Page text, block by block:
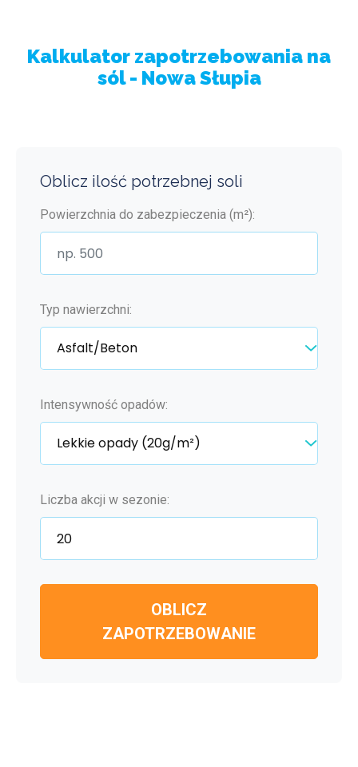
Kalkulator zapotrzebowania na
sól - Nowa Słupia
Oblicz ilość potrzebnej soli
Powierzchnia do zabezpieczenia (m²):
Typ nawierzchni:
Intensywność opadów:
Liczba akcji w sezonie:
OBLICZ
ZAPOTRZEBOWANIE